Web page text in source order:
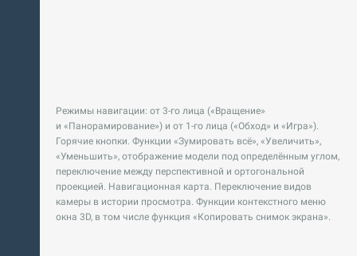
Режимы навигации: от 3-го лица («Вращение»
и «Панорамирование») и от 1-го лица («Обход» и «Игра»).
Горячие кнопки. Функции «Зумировать всё», «Увеличить»,
«Уменьшить», отображение модели под определённым углом,
переключение между перспективной и ортогональной
проекцией. Навигационная карта. Переключение видов
камеры в истории просмотра. Функции контекстного меню
окна 3D, в том числе функция «Копировать снимок экрана».